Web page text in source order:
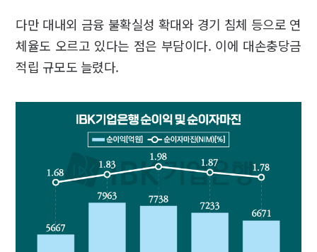
다만 대내외 금융 불확실성 확대와 경기 침체 등으로 연
체율도 오르고 있다는 점은 부담이다. 이에 대손충당금
적립 규모도 늘렸다.